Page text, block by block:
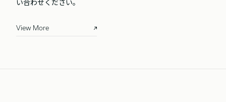
い合わせください。
View More